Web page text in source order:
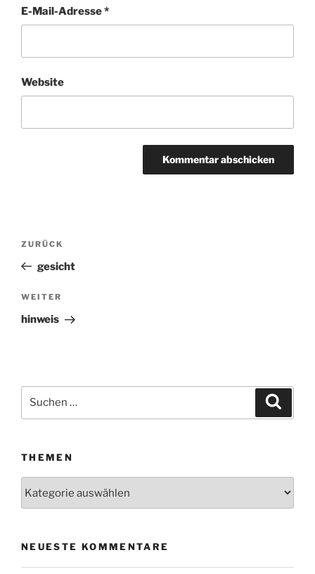
E-Mail-Adresse*
Website
Beitragsnavigation
Vorheriger
Beitrag
ZURÜCK
gesicht
Nächster
Beitrag
WEITER
hinweis
Suchen
THEMEN
NEUESTE KOMMENTARE